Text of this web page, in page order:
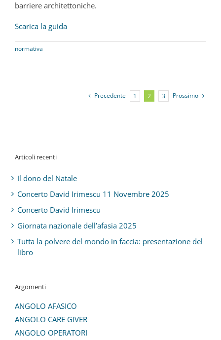
barriere architettoniche.
Scarica la guida
normativa
Precedente 1 2 3 Prossimo
Articoli recenti
Il dono del Natale
Concerto David Irimescu 11 Novembre 2025
Concerto David Irimescu
Giornata nazionale dell’afasia 2025
Tutta la polvere del mondo in faccia: presentazione del
libro
Argomenti
ANGOLO AFASICO
ANGOLO CARE GIVER
ANGOLO OPERATORI